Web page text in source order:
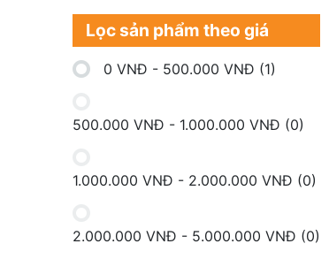
Lọc sản phẩm theo giá
0 VNĐ - 500.000 VNĐ (1)
500.000 VNĐ - 1.000.000 VNĐ (0)
1.000.000 VNĐ - 2.000.000 VNĐ (0)
2.000.000 VNĐ - 5.000.000 VNĐ (0)